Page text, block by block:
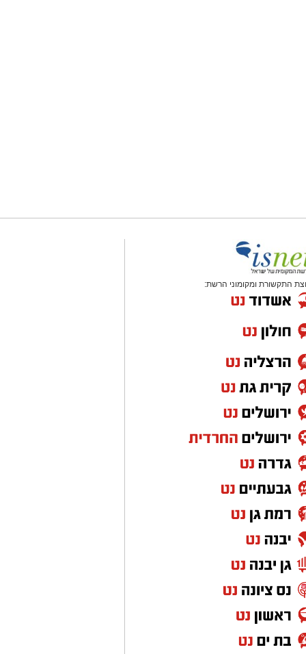
התקשורת ומקומוני הרשת: